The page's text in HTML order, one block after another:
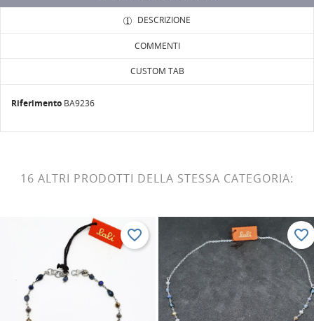
DESCRIZIONE
COMMENTI
CUSTOM TAB
Riferimento BA9236
16 ALTRI PRODOTTI DELLA STESSA CATEGORIA:
favorite_border favorite_border